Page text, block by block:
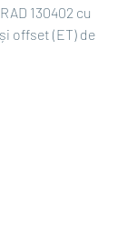
130402 cu
offset (ET) de